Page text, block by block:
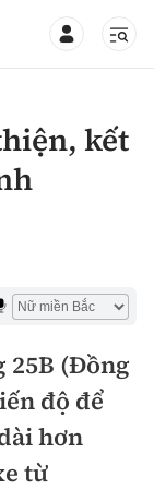
kết
25B (Đồng
độ để
hơn
từ